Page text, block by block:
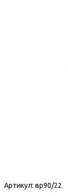
Артикул: вр90/22